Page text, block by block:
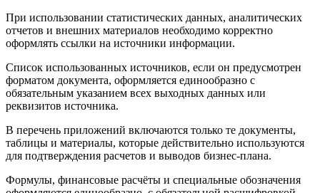
При использовании статистических данных, аналитических
отчетов и внешних материалов необходимо корректно
оформлять ссылки на источники информации.
Список использованных источников, если он предусмотрен
форматом документа, оформляется единообразно с
обязательным указанием всех выходных данных или
реквизитов источника.
В перечень приложений включаются только те документы,
таблицы и материалы, которые действительно используются
для подтверждения расчетов и выводов бизнес-плана.
Формулы, финансовые расчёты и специальные обозначения